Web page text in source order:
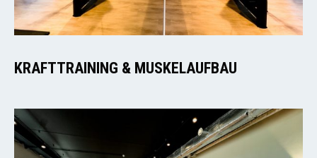
KRAFTTRAINING & MUSKELAUFBAU